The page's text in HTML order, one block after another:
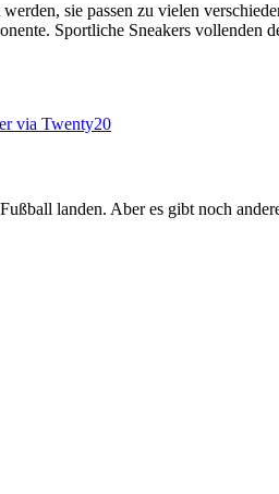
sie passen zu vielen
Sportliche Sneakers vollenden
landen. Aber es gibt noch